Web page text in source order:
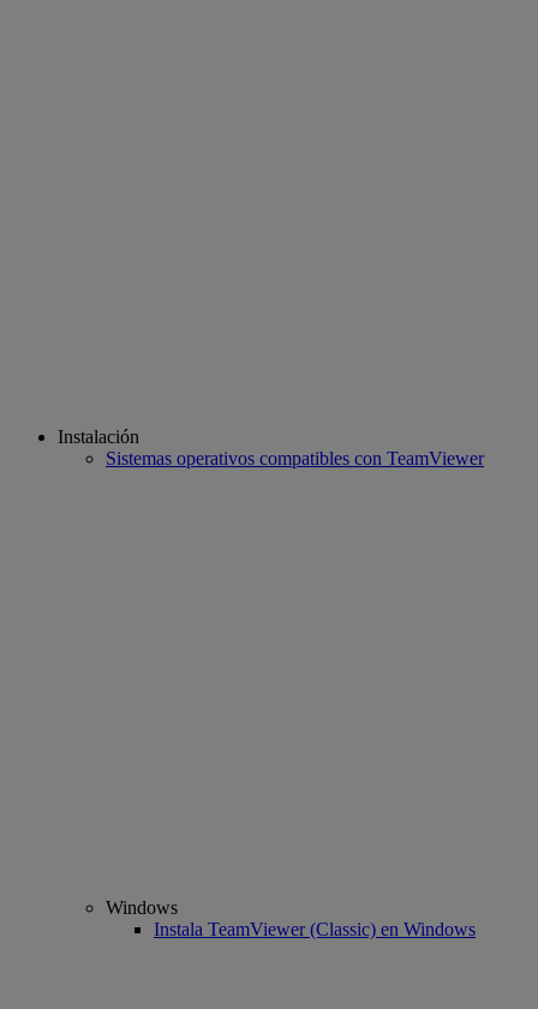
Instalación
Sistemas operativos compatibles con TeamViewer
Windows
Instala TeamViewer (Classic) en Windows